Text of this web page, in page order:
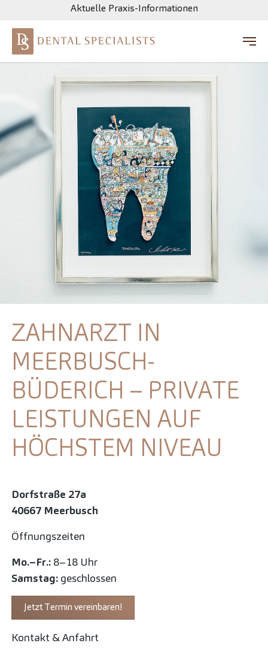
Zum Hauptinhalt springen
Aktuelle Praxis-Informationen
ZAHNARZT IN
MEERBUSCH-
BÜDERICH – PRIVATE
LEISTUNGEN AUF
HÖCHSTEM NIVEAU
Dorfstraße 27a
40667 Meerbusch
Öffnungszeiten
Mo.–Fr.: 8–18 Uhr
Samstag: geschlossen
Jetzt Termin vereinbaren!
Kontakt & Anfahrt